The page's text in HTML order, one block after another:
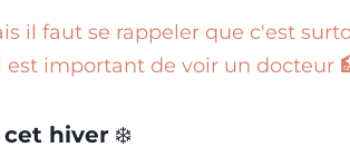
il faut se rappeler que c'est
important de voir un docteur
cet hiver❄️